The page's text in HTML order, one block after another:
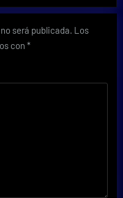
será publicada. Los
con *